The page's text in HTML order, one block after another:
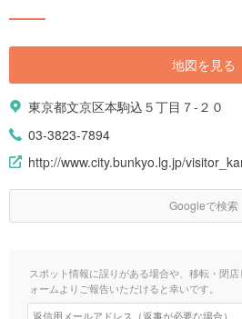
地図を見る
東京都文京区本駒込５丁目７-２０
03-3823-7894
http://www.city.bunkyo.lg.jp/
Googleで検索
スポット情報に誤りがある場合や、移転・閉
ォームよりご報告いただけると幸いです。